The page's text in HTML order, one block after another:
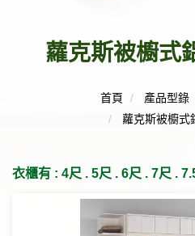
蘿克斯被櫥式
首頁 產品型錄
蘿克斯被櫥式
衣櫃有 : 4尺 . 5尺 . 6尺 . 7尺 .